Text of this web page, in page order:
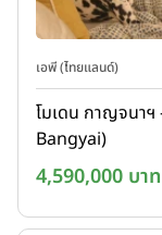
เอพี (ไทยแลนด์)
โมเดน กาญจนา
Bangyai)
4,590,000 บาท